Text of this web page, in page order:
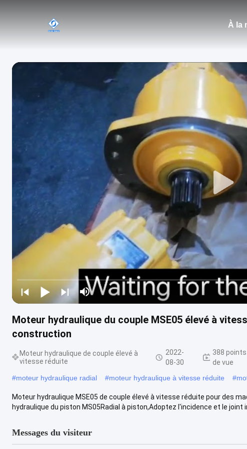
À la
Moteur hydraulique du couple MSE05 élevé à
construction
Moteur hydraulique de couple élevé à
vitesse réduite
2022-
08-30
388 points
de vue
#moteur hydraulique radial #moteur hydraulique à vitesse réduite #
Moteur hydraulique MSE05 de couple élevé à vitesse réduite pour des
hydraulique du piston MS05Radial à piston,Adoptez l'incidence et le joint
Messages du visiteur